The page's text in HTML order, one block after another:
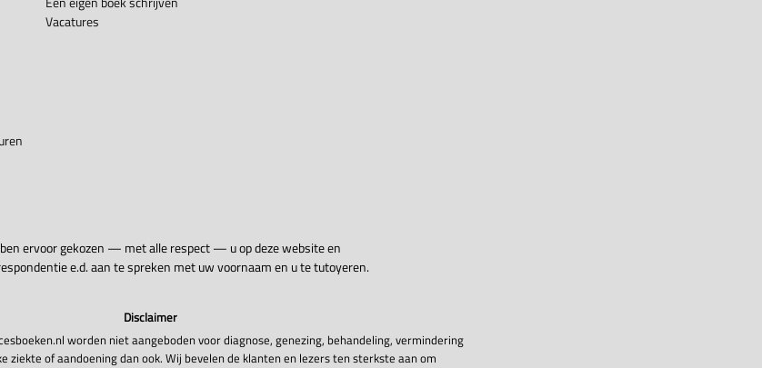
Vacatures
ervoor gekozen — met alle respect — u op deze website en
e.d. aan te spreken met uw voornaam en u te tutoyeren.
Disclaimer
worden niet aangeboden voor diagnose, genezing, behandeling, vermindering
ziekte of aandoening dan ook. Wij bevelen de klanten en lezers ten sterkste aan om